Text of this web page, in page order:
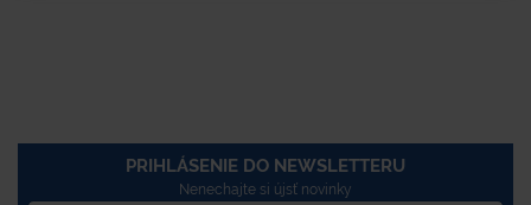
PRIHLÁSENIE DO NEWSLETTERU
Nenechajte si újsť novinky